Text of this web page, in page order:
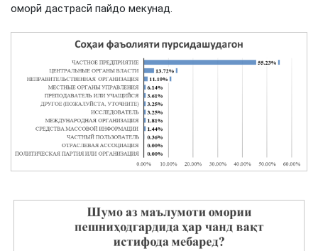
оморӣ дастрасӣ пайдо мекунад.